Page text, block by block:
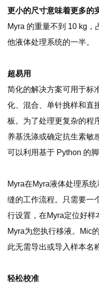
更小的尺寸意味着更多的
Myra 的重量不到 10 kg，
他液体处理系统的一半。
超易用
简化的解决方案可用于标
化、混合、单针挑样和直
板。为了处理更复杂的程
养基洗涤或确定抗生素敏
可以利用基于 Python 的
Myra在Myra液体处理系
缝的工作流程。只需要
行设置，在Myra定位好样
Myra为您执行移液。Mic
此无需导出或导入样本名
轻松校准